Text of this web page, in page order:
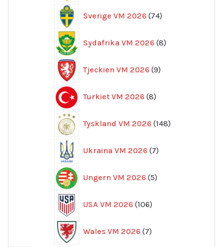
Sverige VM 2026 74
produkter
Sydafrika VM 2026 8
produkter
Tjeckien VM 2026 9
produkter
Turkiet VM 2026 8
produkter
Tyskland VM 2026 148
produkter
Ukraina VM 2026 7
produkter
Ungern VM 2026 5
produkter
USA VM 2026 106
produkter
Wales VM 2026 7
produkter